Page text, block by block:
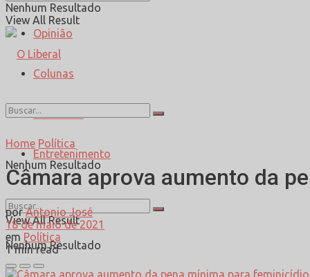
Opinião
Colunas
Entrevista
Entretenimento
Nenhum Resultado
Nenhum Resultado
View All Result
Nenhum Resultado
View All Result
Home Política
Câmara aprova aumento da
por Antonio José
18 de maio de 2021
em Política
1 min read